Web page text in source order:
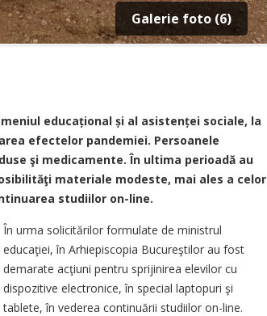
Galerie foto (6)
educațional și al asistenței sociale, la
efectelor pandemiei. Persoanele
şi medicamente. În ultima perioadă au
materiale modeste, mai ales a celor
studiilor on-line.
În urma solicitărilor formulate de ministrul
educaţiei, în Arhiepiscopia Bucureştilor au fost
demarate acţiuni pentru sprijinirea elevilor cu
dispozitive electronice, în special laptopuri şi
tablete, în vederea continuării studiilor on-line.